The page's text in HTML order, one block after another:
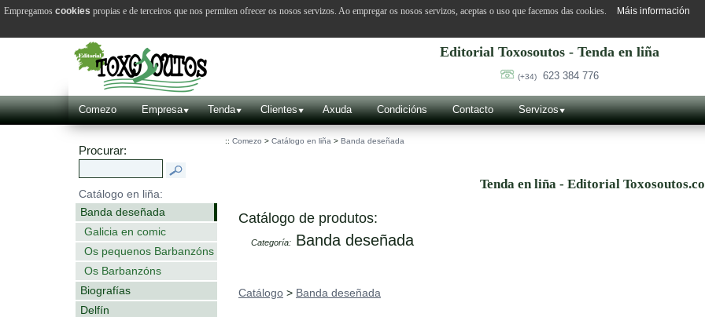
Editorial Toxosoutos - Tenda en liña
(+34) 623 384 776
Comezo Empresa Tenda Clientes Axuda Condicións Contacto Servizos
Procurar:
Catálogo en liña:
Banda deseñada
Galicia en comic
Os pequenos Barbanzóns
Os Barbanzóns
Biografías
Delfín
:: Comezo > Catálogo en liña > Banda deseñada
Tenda en liña - Editorial
Catálogo de produtos:
Categoría: Banda deseñada
Catálogo > Banda deseñada
Empregamos cookies propias e de terceiros que nos permiten ofrecer os nosos servizos. Ao empregar os nosos servizos, aceptas o uso que facemos das cookies. Máis información